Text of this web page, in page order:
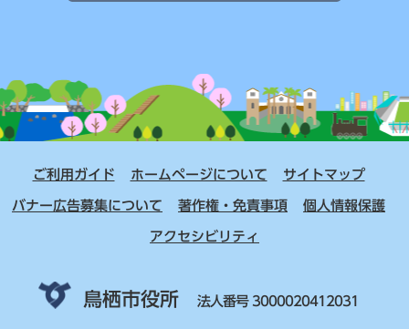
ご利用ガイド ホームページについて サイトマップ
バナー広告募集について 著作権・免責事項 個人情報保護
アクセシビリティ
鳥栖市役所 法人番号 3000020412031